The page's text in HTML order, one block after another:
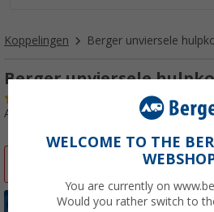
Koppelingen Berger unviersele
Berger unviersele
Artikelnr: 272980
WELCOME TO THE
You are currently on
Would you rather switch to